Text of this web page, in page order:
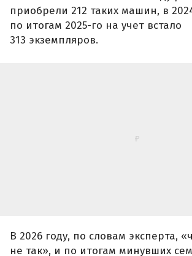
приобрели 212 таких машин, в
по итогам 2025-го на учет встало
313 экземпляров.
Самой популярной моделью
Второе место занял Porsche 911